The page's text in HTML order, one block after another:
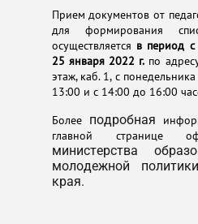
Прием документов от
для формирования
осуществляется в период
25 января 2022 г. по
этаж, каб. 1, с
13:00 и с 14:00 до 16:00
Более подробная
главной странице
министерства
молодежной
края.